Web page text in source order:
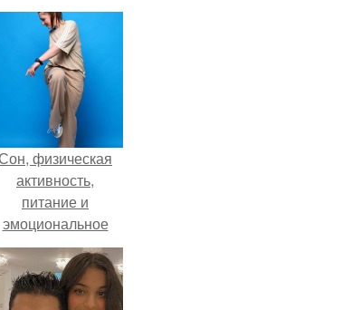
физическая
активность,
питание и
эмоциональное
состояние!